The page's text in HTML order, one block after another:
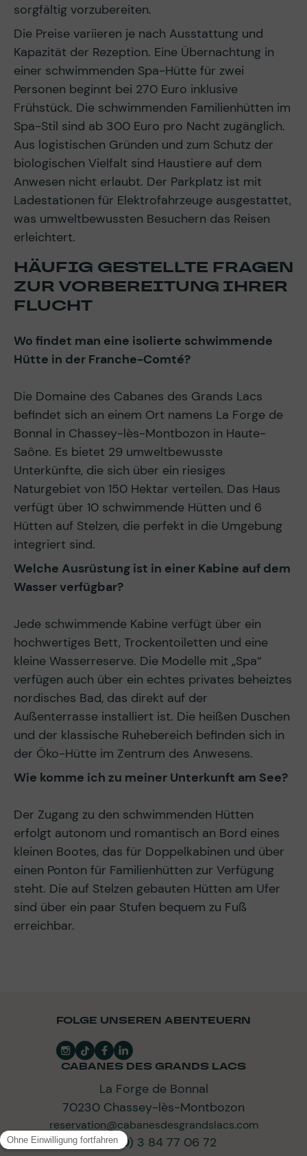
sorgfältig vorzubereiten.
Die Preise variieren je nach Ausstattung und
Kapazität der Rezeption. Eine Übernachtung in
einer schwimmenden Spa-Hütte für zwei
Personen beginnt bei 270 Euro inklusive
Frühstück. Die schwimmenden Familienhütten im
Spa-Stil sind ab 300 Euro pro Nacht zugänglich.
Aus logistischen Gründen und zum Schutz der
biologischen Vielfalt sind Haustiere auf dem
Anwesen nicht erlaubt. Der Parkplatz ist mit
Ladestationen für Elektrofahrzeuge ausgestattet,
was umweltbewussten Besuchern das Reisen
erleichtert.
HÄUFIG GESTELLTE FRAGEN
ZUR VORBEREITUNG IHRER
FLUCHT
Wo findet man eine isolierte schwimmende
Hütte in der Franche-Comté?
Die Domaine des Cabanes des Grands Lacs
befindet sich an einem Ort namens La Forge de
Bonnal in Chassey-lès-Montbozon in Haute-
Saône. Es bietet 29 umweltbewusste
Unterkünfte, die sich über ein riesiges
Naturgebiet von 150 Hektar verteilen. Das Haus
verfügt über 10 schwimmende Hütten und 6
Hütten auf Stelzen, die perfekt in die Umgebung
integriert sind.
Welche Ausrüstung ist in einer Kabine auf dem
Wasser verfügbar?
Jede schwimmende Kabine verfügt über ein
hochwertiges Bett, Trockentoiletten und eine
kleine Wasserreserve. Die Modelle mit „Spa“
verfügen auch über ein echtes privates beheiztes
nordisches Bad, das direkt auf der
Außenterrasse installiert ist. Die heißen Duschen
und der klassische Ruhebereich befinden sich in
der Öko-Hütte im Zentrum des Anwesens.
Wie komme ich zu meiner Unterkunft am See?
Der Zugang zu den schwimmenden Hütten
erfolgt autonom und romantisch an Bord eines
kleinen Bootes, das für Doppelkabinen und über
einen Ponton für Familienhütten zur Verfügung
steht. Die auf Stelzen gebauten Hütten am Ufer
sind über ein paar Stufen bequem zu Fuß
erreichbar.
FOLGE UNSEREN ABENTEUERN
CABANES DES GRANDS LACS
La Forge de Bonnal
70230 Chassey-lès-Montbozon
reservation@cabanesdesgrandslacs.com
+33 (0) 3 84 77 06 72